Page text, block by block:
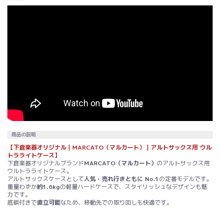
商品の説明
【下倉楽器オリジナル｜MARCATO（マルカート）｜アルトサックス用 ウル
トラライトケース】
下倉楽器オリジナルブランドMARCATO（マルカート） のアルトサックス用
ウルトラライトケース。
アルトサックスケースとして人気・売れ行きともに No.1 の定番モデルです。
重量わずか約1.6kgの軽量ハードケースで、スタイリッシュなデザインも魅
力です。
底鋲付きで直立可能なため、移動先での取り回しも快適です。